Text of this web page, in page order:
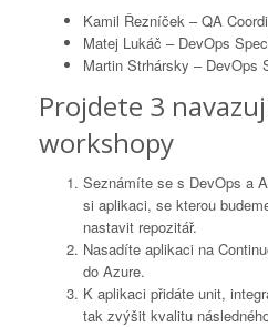
Kamil Řezníček – QA
Matej Lukáč – DevOps
Martin Strhársky – DevOps
Projdete 3
workshopy
Seznámíte se s DevOps a
si aplikaci, se kterou
nastavit repozitář.
Nasadíte aplikaci na
do Azure.
K aplikaci přidáte unit,
tak zvýšit kvalitu